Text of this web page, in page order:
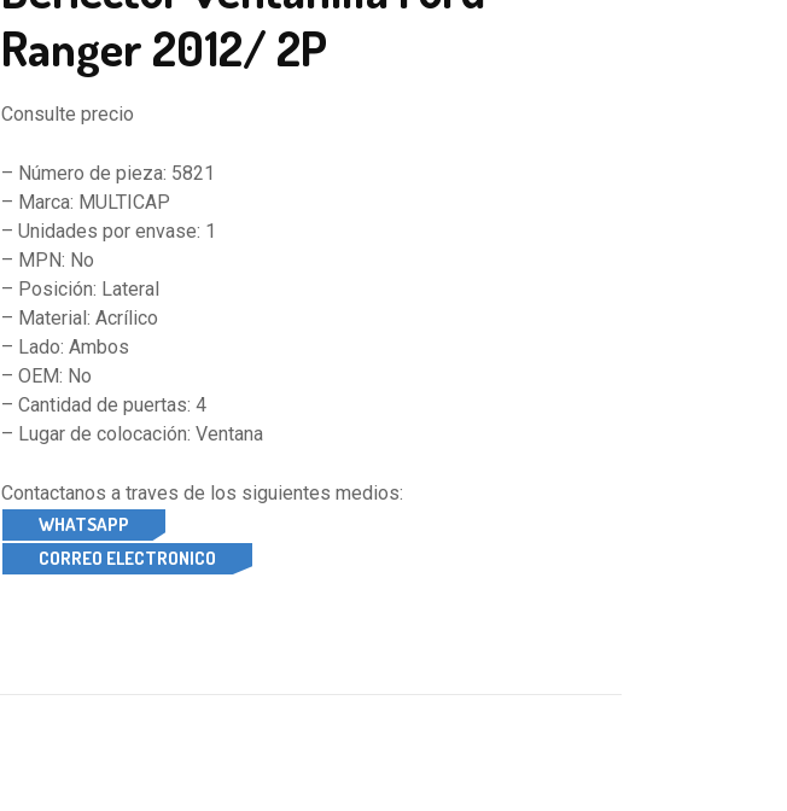
Ranger 2012/ 2P
Consulte precio
– Número de pieza: 5821
– Marca: MULTICAP
– Unidades por envase: 1
– MPN: No
– Posición: Lateral
– Material: Acrílico
– Lado: Ambos
– OEM: No
– Cantidad de puertas: 4
– Lugar de colocación: Ventana
Contactanos a traves de los siguientes medios:
WHATSAPP
CORREO ELECTRONICO